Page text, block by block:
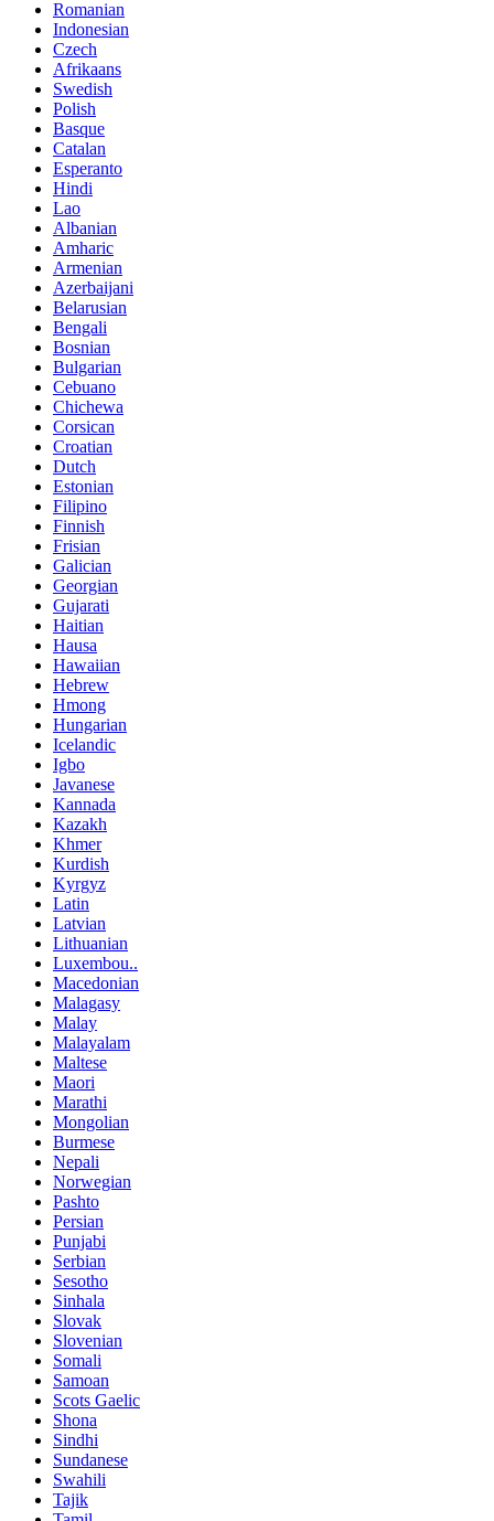
Romanian
Indonesian
Czech
Afrikaans
Swedish
Polish
Basque
Catalan
Esperanto
Hindi
Lao
Albanian
Amharic
Armenian
Azerbaijani
Belarusian
Bengali
Bosnian
Bulgarian
Cebuano
Chichewa
Corsican
Croatian
Dutch
Estonian
Filipino
Finnish
Frisian
Galician
Georgian
Gujarati
Haitian
Hausa
Hawaiian
Hebrew
Hmong
Hungarian
Icelandic
Igbo
Javanese
Kannada
Kazakh
Khmer
Kurdish
Kyrgyz
Latin
Latvian
Lithuanian
Luxembou..
Macedonian
Malagasy
Malay
Malayalam
Maltese
Maori
Marathi
Mongolian
Burmese
Nepali
Norwegian
Pashto
Persian
Punjabi
Serbian
Sesotho
Sinhala
Slovak
Slovenian
Somali
Samoan
Scots Gaelic
Shona
Sindhi
Sundanese
Swahili
Tajik